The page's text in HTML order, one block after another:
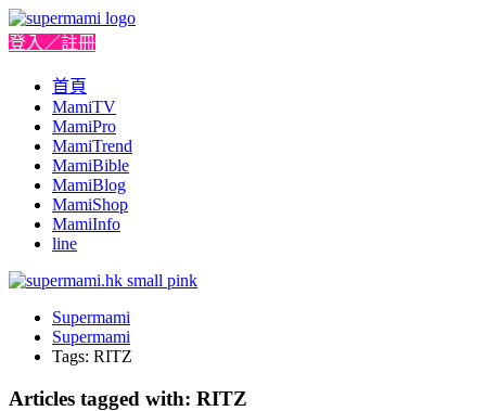
登入／註冊
首頁
MamiTV
MamiPro
MamiTrend
MamiBible
MamiBlog
MamiShop
MamiInfo
line
Supermami
Supermami
Tags: RITZ
Articles tagged with: RITZ